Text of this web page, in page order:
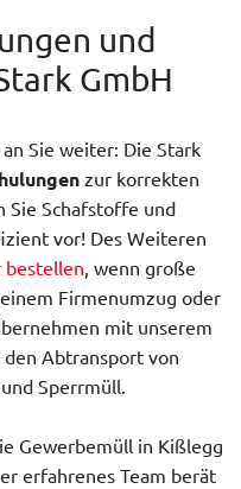
und
GmbH
Sie weiter: Die Stark
zur korrekten
Sie Schafstoffe und
vor! Des Weiteren
bestellen, wenn große
Firmenumzug oder
mit unserem
Abtransport von
Sperrmüll.
Gewerbemüll in Kißlegg
erfahrenes Team berät